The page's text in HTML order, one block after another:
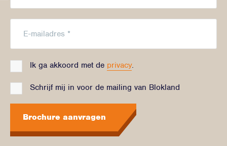
Ik ga akkoord met de privacy.
Schrijf mij in voor de mailing van Blokland
Brochure aanvragen